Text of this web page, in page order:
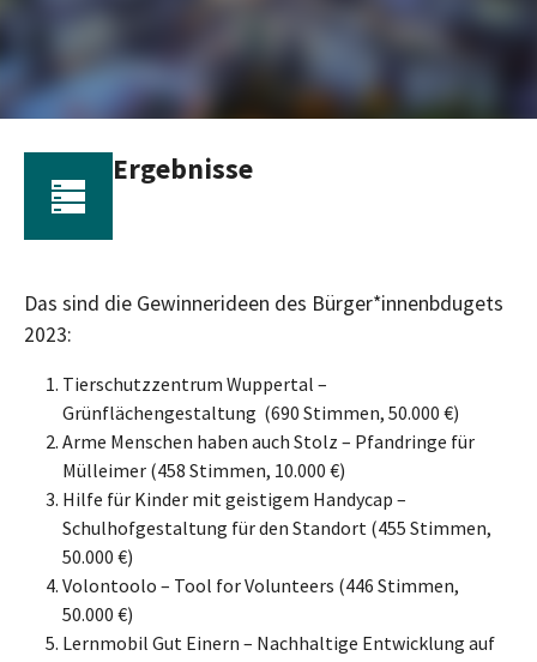
Ergebnisse
Das sind die Gewinnerideen des Bürger*innenbdugets
2023:
Tierschutzzentrum Wuppertal –
Grünflächengestaltung (690 Stimmen, 50.000 €)
Arme Menschen haben auch Stolz – Pfandringe für
Mülleimer (458 Stimmen, 10.000 €)
Hilfe für Kinder mit geistigem Handycap –
Schulhofgestaltung für den Standort (455 Stimmen,
50.000 €)
Volontoolo – Tool for Volunteers (446 Stimmen,
50.000 €)
Lernmobil Gut Einern – Nachhaltige Entwicklung auf